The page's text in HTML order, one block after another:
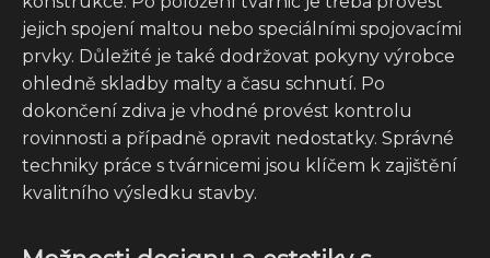
jejich spojení maltou nebo speciálními spojovacími
prvky. Důležité je také dodržovat pokyny výrobce
ohledně skladby malty a času schnutí. Po
dokončení zdiva je vhodné provést kontrolu
rovinnosti a případně opravit nedostatky. Správné
techniky práce s tvárnicemi jsou klíčem k zajištění
kvalitního výsledku stavby.